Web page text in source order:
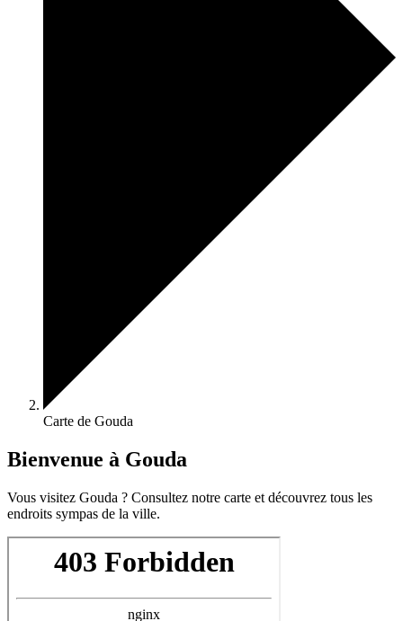
Carte de Gouda
Bienvenue à Gouda
Vous visitez Gouda ? Consultez notre carte et découvrez tous les
endroits sympas de la ville.